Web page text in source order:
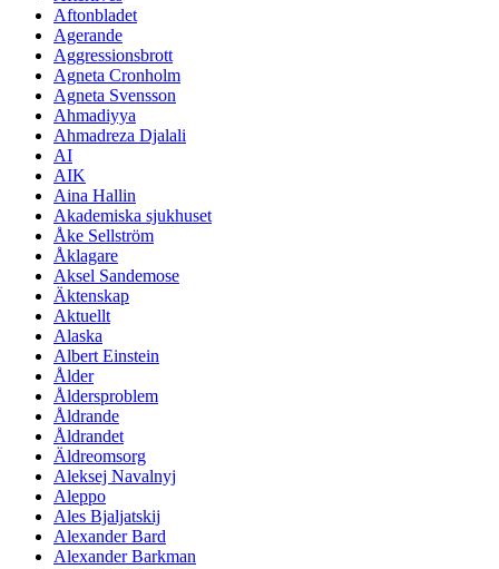
Aftonbladet
Agerande
Aggressionsbrott
Agneta Cronholm
Agneta Svensson
Ahmadiyya
Ahmadreza Djalali
AI
AIK
Aina Hallin
Akademiska sjukhuset
Åke Sellström
Åklagare
Aksel Sandemose
Äktenskap
Aktuellt
Alaska
Albert Einstein
Ålder
Åldersproblem
Åldrande
Åldrandet
Äldreomsorg
Aleksej Navalnyj
Aleppo
Ales Bjaljatskij
Alexander Bard
Alexander Barkman